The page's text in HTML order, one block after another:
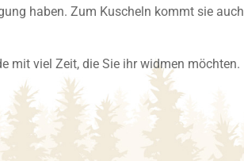
haben. Zum Kuscheln kommt sie auch
mit viel Zeit, die Sie ihr widmen möchten.